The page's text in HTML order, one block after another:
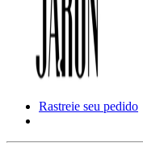
Rastreie seu pedido